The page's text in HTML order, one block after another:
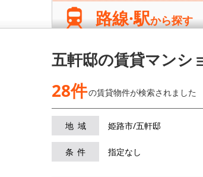
路線·駅から探す
五軒邸の賃貸マンシ
28件の賃貸物件が検索されました
地域 姫路市/五軒邸
条件 指定なし